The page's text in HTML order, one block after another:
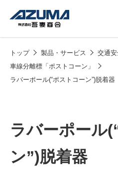
トップ 製品・サービス 交通
車線分離標「ポストコーン」
ラバーポール(“ポストコーン”)脱着器
ラバーポール
ン”)脱着器